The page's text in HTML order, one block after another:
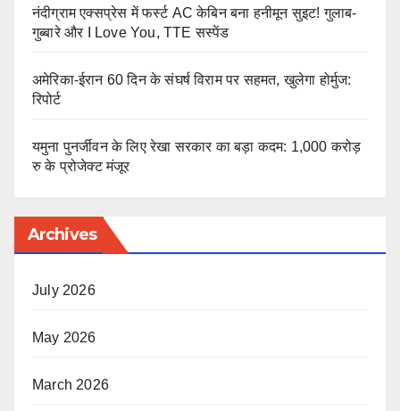
नंदीग्राम एक्सप्रेस में फर्स्ट AC केबिन बना हनीमून सुइट! गुलाब-
गुब्बारे और I Love You, TTE सस्पेंड
अमेरिका-ईरान 60 दिन के संघर्ष विराम पर सहमत, खुलेगा होर्मुज:
रिपोर्ट
यमुना पुनर्जीवन के लिए रेखा सरकार का बड़ा कदम: 1,000 करोड़
रु के प्रोजेक्ट मंजूर
Archives
July 2026
May 2026
March 2026